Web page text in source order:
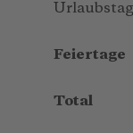
Feiertage
Total